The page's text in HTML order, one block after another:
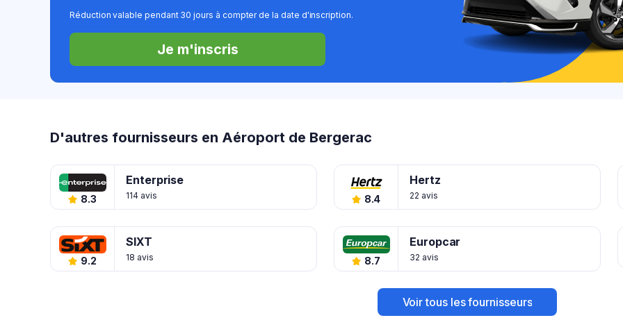
Réduction valable pendant 30 jours à compter de la date d'inscription.
Je m'inscris
D'autres fournisseurs en Aéroport de Bergerac
8.3
Enterprise
114 avis 8.4
Hertz
22 avis
9.2
SIXT
18 avis 8.7
Europcar
32 avis
Voir tous les fournisseurs